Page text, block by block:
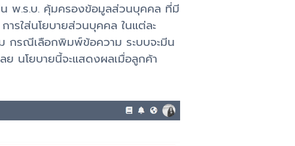
น พ.ร.บ. คุ้มครองข้อมูลส่วนบุคคล ที่มี
รใส่นโยบายส่วนบุคคล ในแต่ละ
กรณีเลือกพิมพ์ข้อความ ระบบจะมีน
ย นโยบายนี้จะแสดงผลเมื่อลูกค้า